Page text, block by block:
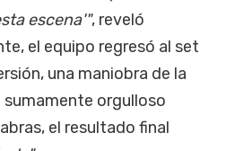
escena'", reveló
el equipo regresó al set
una maniobra de la
orgulloso
el resultado final